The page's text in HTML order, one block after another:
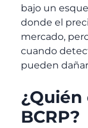
bajo un
donde el
mercado,
cuando
pueden
BCRP?